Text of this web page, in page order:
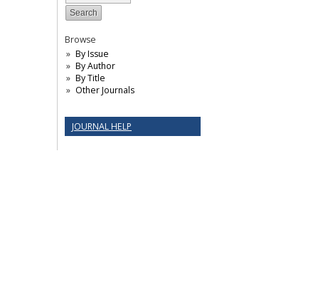
Browse
By Issue
By Author
By Title
Other Journals
JOURNAL HELP